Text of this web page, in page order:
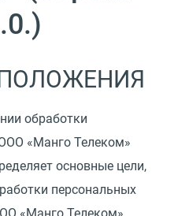
обработки
«Манго Телеком»
основные цели,
персональных